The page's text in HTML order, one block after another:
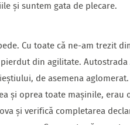
și suntem gata de plecare.
Cu toate că ne-am trezit
din agilitate.
de asemena
și oprea toate mașinile, erau
și verifică completarea